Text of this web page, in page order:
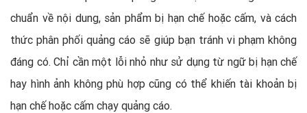
chuẩn về nội dung, sản phẩm bị hạn chế hoặc cấm, và cách
thức phân phối quảng cáo sẽ giúp bạn tránh vi phạm không
đáng có. Chỉ cần một lỗi nhỏ như sử dụng từ ngữ bị hạn chế
hay hình ảnh không phù hợp cũng có thể khiến tài khoản bị
hạn chế hoặc cấm chạy quảng cáo.